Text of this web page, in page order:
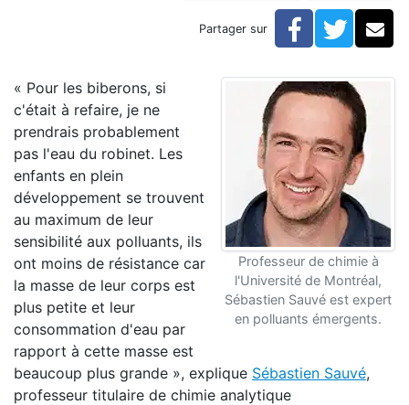
Hypersensibilités environnementales
Filtrer l'eau est essentiel pour les bébés, selon un
Partager sur Facebook
Professeur de chimie à
l'Université de Montréal,
Sébastien Sauvé est expert
en polluants émergents.
« Pour les biberons, si
c'était à refaire, je ne
prendrais probablement
pas l'eau du robinet. Les
enfants en plein
développement se trouvent
au maximum de leur
sensibilité aux polluants, ils
ont moins de résistance car
la masse de leur corps est
plus petite et leur
consommation d'eau par
rapport à cette masse est
beaucoup plus grande », explique Sébastien Sauvé,
professeur titulaire de chimie analytique